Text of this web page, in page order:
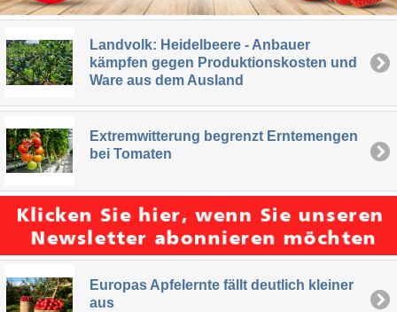
Landvolk: Heidelbeere - Anbauer
kämpfen gegen Produktionskosten und
Ware aus dem Ausland
Extremwitterung begrenzt Erntemengen
bei Tomaten
Europas Apfelernte fällt deutlich kleiner
aus